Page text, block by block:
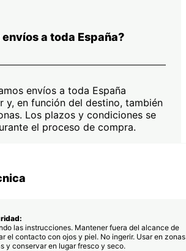
envíos a toda España?
envíos a toda España
y, en función del destino, también
Los plazos y condiciones se
el proceso de compra.
las instrucciones. Mantener fuera del alcance de
el contacto con ojos y piel. No ingerir. Usar en zonas
y conservar en lugar fresco y seco.